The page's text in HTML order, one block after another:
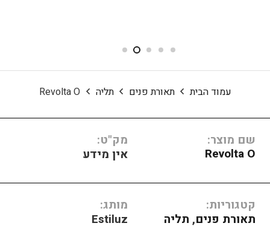
עמוד הבית תאורת פנים תליה Revolta O
שם מוצר:
Revolta O
מק"ט:
אין מידע
קטגוריות:
תאורת פנים, תליה
מותג:
Estiluz